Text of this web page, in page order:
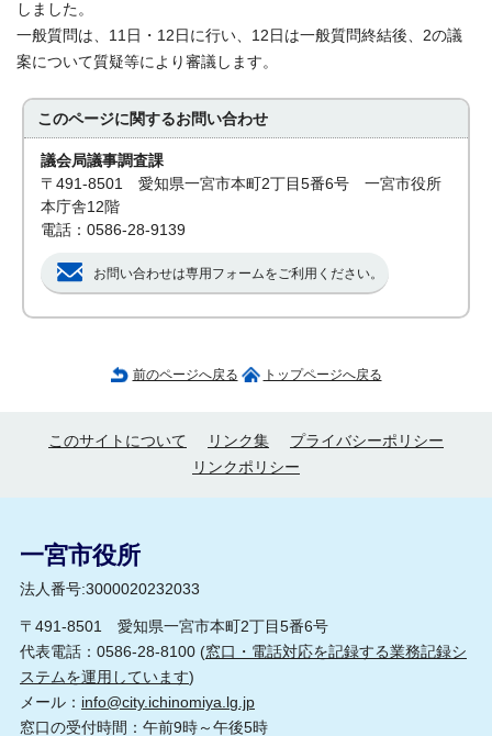
しました。
一般質問は、11日・12日に行い、12日は一般質問終結後、2の議
案について質疑等により審議します。
このページに関するお問い合わせ
議会局議事調査課
〒491-8501 愛知県一宮市本町2丁目5番6号 一宮市役所
本庁舎12階
電話：0586-28-9139
お問い合わせは専用フォームをご利用ください。
前のページへ戻る トップページへ戻る
このサイトについて リンク集
プライバシーポリシー
リンクポリシー
一宮市役所
法人番号:3000020232033
〒491-8501 愛知県一宮市本町2丁目5番6号
代表電話：0586-28-8100 (窓口・電話対応を記録する業務記録シ
ステムを運用しています)
メール： info@city.ichinomiya.lg.jp
窓口の受付時間：午前9時～午後5時